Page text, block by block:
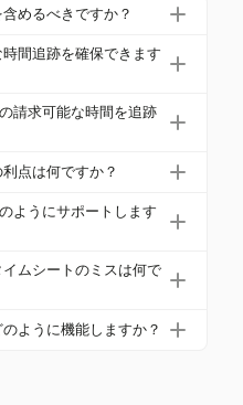
めるべきですか？
日付、弁護士名、作業
件またはクライアント
することは、明確で倫
重要です。
間追跡を確保できます
いる間に時間を記録す
確保できます。後で時
イマーを使用すること
限に抑え、正確性を向
請求可能な時間を追跡
アントの請求可能な時
ことで、単一のプラッ
造を管理しやすくなり
点は何ですか？
務所の収益性を最大化
持し、倫理的な請求基
コミュニケーションの
ようにサポートします
ために調整可能な詳細
とで、法的請求の遵守
ューと監査のためにレ
ムシートのミスは何で
には、ブロック請求、
ように機能しますか？